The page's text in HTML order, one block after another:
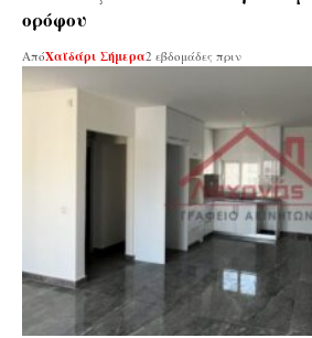
ορόφου
ΑπόΧαϊδάρι Σήμερα2 εβδομάδες πριν